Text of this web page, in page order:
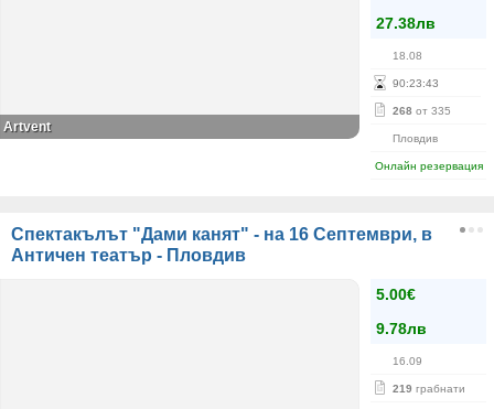
27.38лв
18.08
90:23:43
268 от 335
Пловдив
Онлайн резервация
Аrtvent
Спектакълът "Дами канят" - на 16 Септември, в
Античен театър - Пловдив
5.00€
9.78лв
16.09
219 грабнати